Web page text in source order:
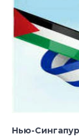
Нью-